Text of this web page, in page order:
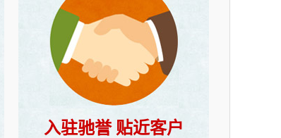
入驻驰誉 贴近客户